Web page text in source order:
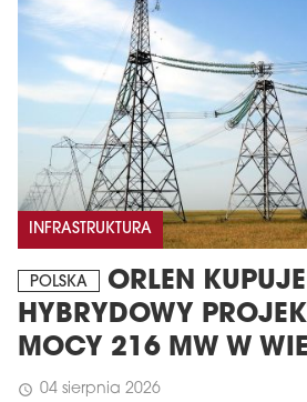
INFRASTRUKTURA
POLSKA
ORLEN KUPUJE
HYBRYDOWY
MOCY 216 MW W
schedule 04 sierpnia 2026